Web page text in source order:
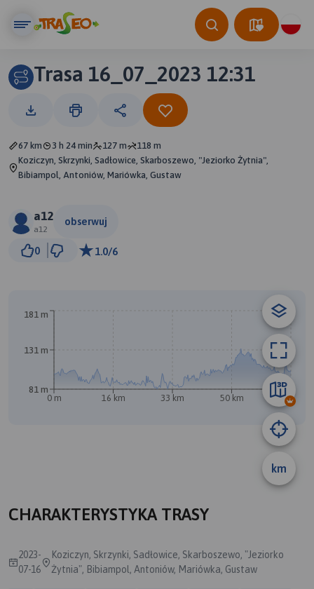
Trasa 16_07_2023 12:31
67 km 3 h 24 min 127 m
118 m
Koziczyn, Skrzynki, Sadłowice, Skarboszewo, "Jeziorko Żytnia",
Bibiampol, Antoniów, Mariówka, Gustaw
a12
a12
obserwuj
0 1.0/6
km
0 m 16 km 33 km 50 km 67 km
81 m
131 m
181 m
CHARAKTERYSTYKA TRASY
2023-
07-16
Koziczyn, Skrzynki, Sadłowice, Skarboszewo, "Jeziorko
Żytnia", Bibiampol, Antoniów, Mariówka, Gustaw